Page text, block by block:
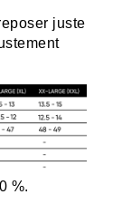
juste
%.